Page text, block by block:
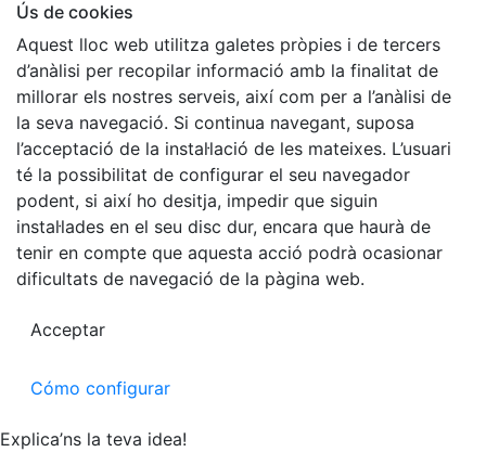
Ús de cookies
Aquest lloc web utilitza galetes pròpies i de tercers
d’anàlisi per recopilar informació amb la finalitat de
millorar els nostres serveis, així com per a l’anàlisi de
la seva navegació. Si continua navegant, suposa
l’acceptació de la instal·lació de les mateixes. L’usuari
té la possibilitat de configurar el seu navegador
podent, si així ho desitja, impedir que siguin
instal·lades en el seu disc dur, encara que haurà de
tenir en compte que aquesta acció podrà ocasionar
dificultats de navegació de la pàgina web.
Acceptar
Cómo configurar
Explica’ns la teva idea!